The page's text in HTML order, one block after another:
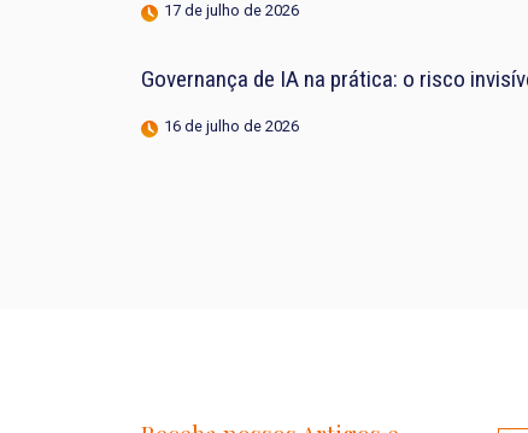
17 de julho de 2026
Governança de IA na prática: o risco
16 de julho de 2026